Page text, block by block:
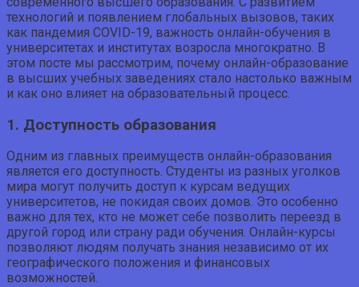
технологий и появлением глобальных вызовов, таких
как пандемия COVID-19, важность онлайн-обучения в
университетах и институтах возросла многократно. В
этом посте мы рассмотрим, почему онлайн-образование
в высших учебных заведениях стало настолько важным
и как оно влияет на образовательный процесс.
1. Доступность образования
Одним из главных преимуществ онлайн-образования
является его доступность. Студенты из разных уголков
мира могут получить доступ к курсам ведущих
университетов, не покидая своих домов. Это особенно
важно для тех, кто не может себе позволить переезд в
другой город или страну ради обучения. Онлайн-курсы
позволяют людям получать знания независимо от их
географического положения и финансовых
возможностей.